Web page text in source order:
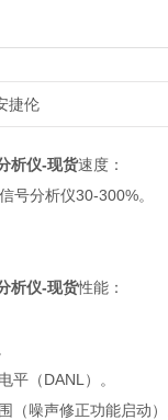
捷伦
析仪-现货速度：
号分析仪30-300%。
析仪-现货性能：
平（DANL）。
（噪声修正功能启动）